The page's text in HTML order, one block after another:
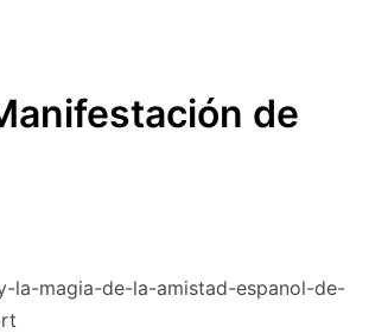
de
la-magia-de-la-amistad-espanol-de-